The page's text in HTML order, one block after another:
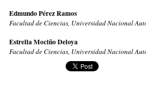
Edmundo Pérez Ramos
Facultad de Ciencias, Universidad Nacional
Estrella Mociño Deloya
Facultad de Ciencias, Universidad Nacional